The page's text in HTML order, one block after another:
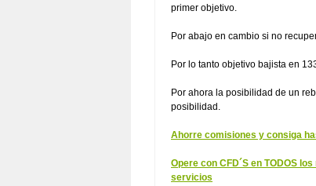
primer objetivo.
Por abajo en cambio si no
Por lo tanto objetivo bajista en
Por ahora la posibilidad de un
posibilidad.
Ahorre comisiones y consiga
Opere con CFD´S en TODOS
servicios